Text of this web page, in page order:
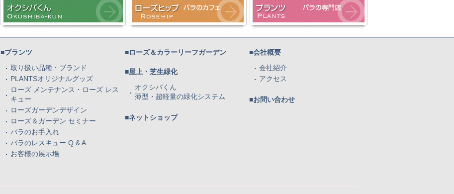
■プランツ
取り扱い品種・ブランド
PLANTSオリジナルグッズ
ローズ メンテナンス・ローズ レス
キュー
ローズガーデンデザイン
ローズ＆ガーデン セミナー
バラのお手入れ
バラのレスキュー Q & A
お客様の展示場
■ローズ＆カラーリーフガーデン
■屋上・芝生緑化
オクシバくん
薄型・超軽量の緑化システム
■ネットショップ
■会社概要
会社紹介
アクセス
■お問い合わせ